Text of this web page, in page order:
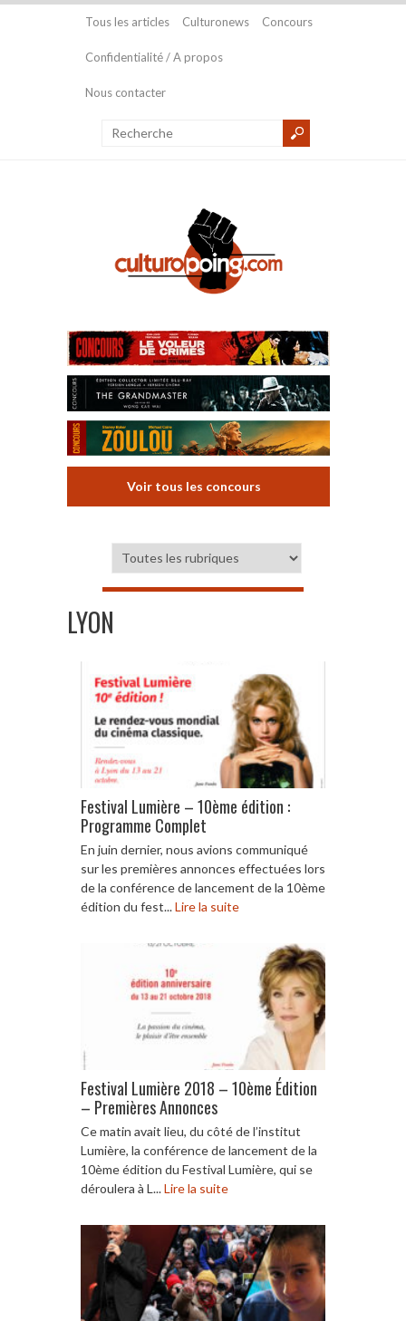
Tous les articles Culturonews Concours
Confidentialité / A propos
Nous contacter
Voir tous les concours
LYON
Festival Lumière – 10ème édition :
Programme Complet
En juin dernier, nous avions communiqué
sur les premières annonces effectuées lors
de la conférence de lancement de la 10ème
édition du fest...Lire la suite
Festival Lumière 2018 – 10ème Édition
– Premières Annonces
Ce matin avait lieu, du côté de l’institut
Lumière, la conférence de lancement de la
10ème édition du Festival Lumière, qui se
déroulera à L...Lire la suite